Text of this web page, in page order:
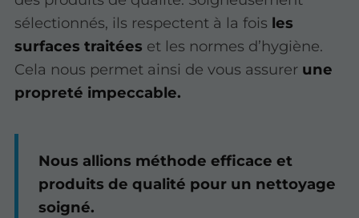
sélectionnés, ils respectent à la fois les
surfaces traitées et les normes d’hygiène.
Cela nous permet ainsi de vous assurer une
propreté impeccable.
Nous allions méthode efficace et
produits de qualité pour un nettoyage
soigné.